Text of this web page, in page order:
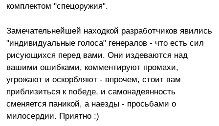
комплектом "спецоружия".
Замечательнейшей находкой разработчиков явились
"индивидуальные голоса" генералов - что есть сил
рисующихся перед вами. Они издеваются над
вашими ошибками, комментируют промахи,
угрожают и оскорбляют - впрочем, стоит вам
приблизиться к победе, и самонадеянность
сменяется паникой, а наезды - просьбами о
милосердии. Приятно :)